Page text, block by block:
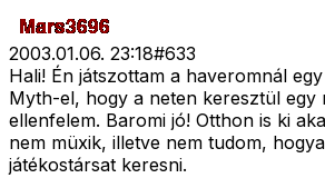
2003.01.06. 23:18#633
Hali! Én játszottam a haveromnál
Myth-el, hogy a neten keresztül egy
ellenfelem. Baromi jó! Otthon is ki
nem müxik, illetve nem tudom,
játékostársat keresni.